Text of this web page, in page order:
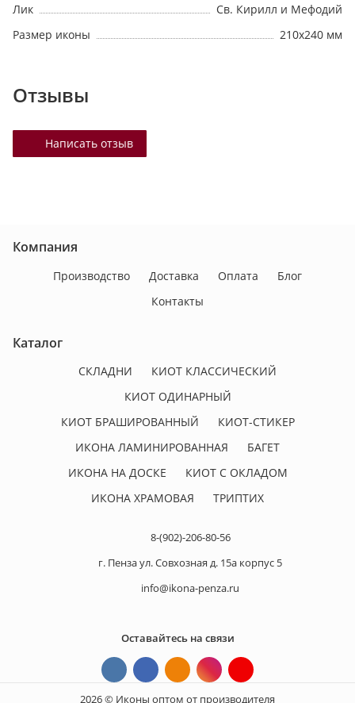
Лик
Св. Кирилл и Мефодий
Размер иконы
210х240 мм
Отзывы
Написать отзыв
Компания
Производство Доставка Оплата
Блог
Контакты
Каталог
СКЛАДНИ
КИОТ КЛАССИЧЕСКИЙ
КИОТ ОДИНАРНЫЙ
КИОТ БРАШИРОВАННЫЙ
КИОТ-СТИКЕР
ИКОНА ЛАМИНИРОВАННАЯ
БАГЕТ
ИКОНА НА ДОСКЕ
КИОТ С ОКЛАДОМ
ИКОНА ХРАМОВАЯ
ТРИПТИХ
8-(902)-206-80-56
г. Пенза ул. Совхозная д. 15а корпус 5
info@ikona-penza.ru
Оставайтесь на связи
2026 © Иконы оптом от производителя